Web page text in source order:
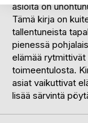
asioita on
Tämä kirja on
tallentuneista
pienessä
elämää rytmittivät
toimeentulosta.
asiat vaikuttivat
lisää särvintä